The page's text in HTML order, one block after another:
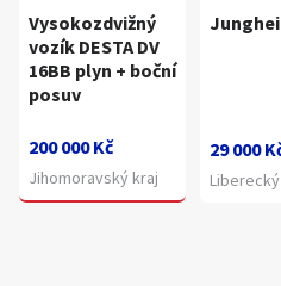
Vysokozdvižný
vozík DESTA DV
16BB plyn + boční
posuv
200 000 Kč
Jihomoravský kraj
29 000